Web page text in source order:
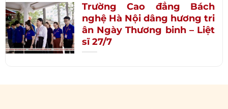
Trường Cao đẳng Bách
nghệ Hà Nội dâng hương tri
ân Ngày Thương binh – Liệt
sĩ 27/7